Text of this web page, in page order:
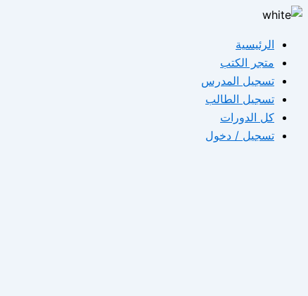
تخطي
المحتوىالرئيسية
متجر الكتب
تسجيل المدرس
تسجيل الطالب
كل الدورات
تسجيل / دخول